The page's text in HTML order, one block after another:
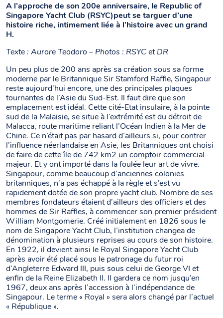
A l’approche de son 200e anniversaire, le Republic of
Singapore Yacht Club (RSYC)peut se targuer d’une
histoire riche, intimement liée à l’histoire avec un grand
H.
Texte : Aurore Teodoro – Photos : RSYC et DR
Un peu plus de 200 ans après sa création sous sa forme
moderne par le Britannique Sir Stamford Raffle, Singapour
reste aujourd’hui encore, une des principales plaques
tournantes de l’Asie du Sud-Est. Il faut dire que son
emplacement est idéal. Cette cité-Etat insulaire, à la pointe
sud de la Malaisie, se situe à l’extrémité est du détroit de
Malacca, route maritime reliant l’Océan Indien à la Mer de
Chine. Ce n’était pas par hasard d’ailleurs si, pour contrer
l’influence néerlandaise en Asie, les Britanniques ont choisi
de faire de cette île de 742 km2 un comptoir commercial
majeur. Et y ont importé dans la foulée leur art de vivre.
Singapour, comme beaucoup d’anciennes colonies
britanniques, n’a pas échappé à la règle et s’est vu
rapidement dotée de son propre yacht club. Nombre de ses
membres fondateurs étaient d’ailleurs des officiers et des
hommes de Sir Raffles, à commencer son premier président
William Montgomerie. Créé initialement en 1826 sous le
nom de Singapore Yacht Club, l’institution changea de
dénomination à plusieurs reprises au cours de son histoire.
En 1922, il devient ainsi le Royal Singapore Yacht Club
après avoir été placé sous le patronage du futur roi
d’Angleterre Edward III, puis sous celui de George VI et
enfin de la Reine Elizabeth II. Il gardera ce nom jusqu’en
1967, deux ans après l’accession à l’indépendance de
Singapour. Le terme « Royal » sera alors changé par l’actuel
« République ».